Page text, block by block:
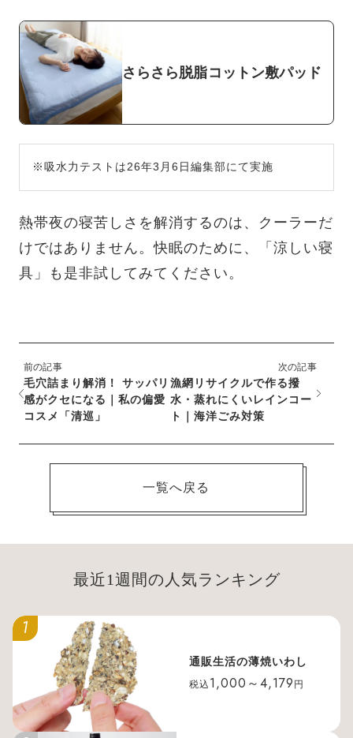
さらさら脱脂コットン敷パッド
※吸水力テストは26年3月6日編集部にて実施
熱帯夜の寝苦しさを解消するのは、クーラーだ
けではありません。快眠のために、「涼しい寝
具」も是非試してみてください。
前の記事
毛穴詰まり解消！ サッパリ
感がクセになる｜私の偏愛
コスメ「清巡」
次の記事
漁網リサイクルで作る撥
水・蒸れにくいレインコー
ト｜海洋ごみ対策
一覧へ戻る
最近1週間の人気ランキング
1
通販生活の薄焼いわし
税込 1,000～4,179 円